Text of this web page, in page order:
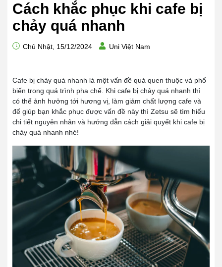
Cách khắc phục khi cafe bị
chảy quá nhanh
Chủ Nhật, 15/12/2024 Uni Việt Nam
Cafe bị chảy quá nhanh là một vấn đề quá quen thuộc và phổ
biến trong quá trình pha chế. Khi cafe bị chảy quá nhanh thì
có thể ảnh hưởng tới hương vị, làm giảm chất lượng cafe và
để giúp bạn khắc phục được vấn đề này thì Zetsu sẽ tìm hiểu
chi tiết nguyên nhân và hướng dẫn cách giải quyết khi cafe bị
chảy quá nhanh nhé!